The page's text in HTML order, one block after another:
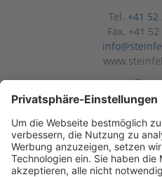
Tel. +41 52
Fax. +41